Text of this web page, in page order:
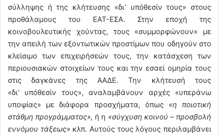
σύλληψης ή της κλήτευσης «δι’ υπόθεσίν τους» στους
προθάλαμους του ΕΑΤ-ΕΣΑ. Στην εποχή της
κοινοβουλευτικής χούντας, τους «συμμορφώνουν» με
την απειλή των εξοντωτικών προστίμων που οδηγούν στο
κλείσιμο των επιχειρήσεών τους, την κατάσχεση των
περιουσιακών στοιχείων τους και την εσαεί ομηρία τους
στις δαγκάνες της ΑΑΔΕ. Την κλήτευσή τους
«δι’ υπόθεσίν τους», αναλαμβάνουν αρχές «υπεράνω
υποψίας» με διάφορα προσχήματα, όπως «η ποιοτική
στάθμη προγράμματος», ή η «σύγχυση κοινού – προσβολή
εννόμου τάξεως» κλπ. Αυτούς τους λόγους περιλαμβάνει